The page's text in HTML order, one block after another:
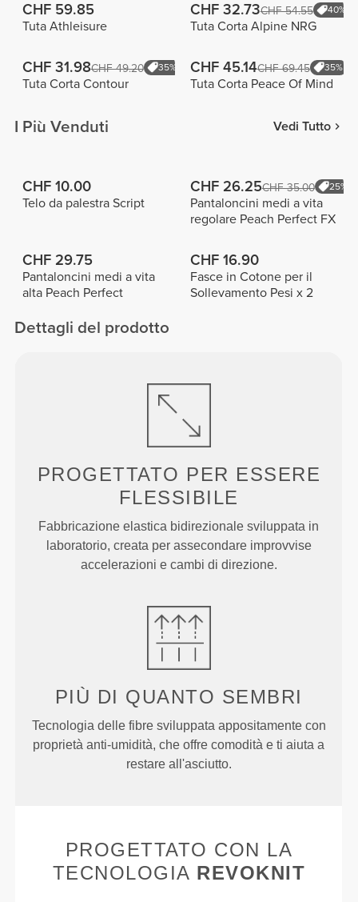
CHF 59.85
Tuta Athleisure
CHF 32.73CHF 54.55 40%
Tuta Corta Alpine NRG
CHF 31.98CHF 49.20 35%
Tuta Corta Contour
CHF 45.14CHF 69.45 35%
Tuta Corta Peace Of Mind
I Più Venduti Vedi Tutto
CHF 10.00
Telo da palestra Script
CHF 26.25CHF 35.00 25%
Pantaloncini medi a vita
regolare Peach Perfect FX
CHF 29.75
Pantaloncini medi a vita
alta Peach Perfect
CHF 16.90
Fasce in Cotone per il
Sollevamento Pesi x 2
Dettagli del prodotto
PROGETTATO PER ESSERE
FLESSIBILE
Fabbricazione elastica bidirezionale sviluppata in
laboratorio, creata per assecondare improvvise
accelerazioni e cambi di direzione.
PIÙ DI QUANTO SEMBRI
Tecnologia delle fibre sviluppata appositamente con
proprietà anti-umidità, che offre comodità e ti aiuta a
restare all'asciutto.
PROGETTATO CON LA
TECNOLOGIA REVOKNIT